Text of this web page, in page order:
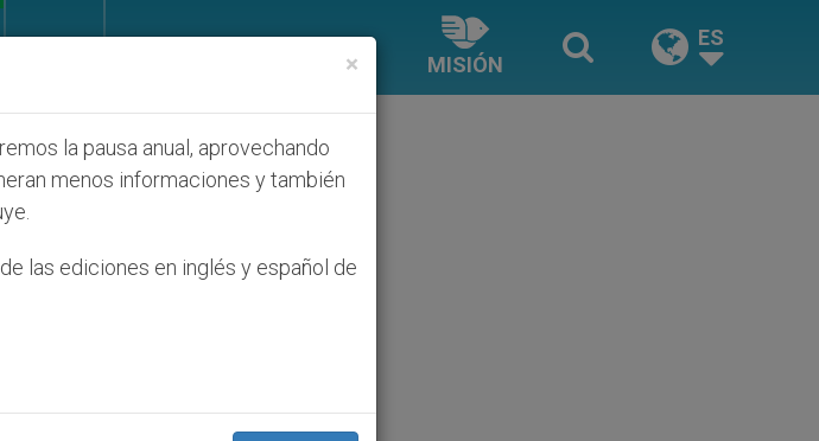
MISIÓN
ES
×
la pausa anual, aprovechando
menos informaciones y también
las ediciones en inglés y español de